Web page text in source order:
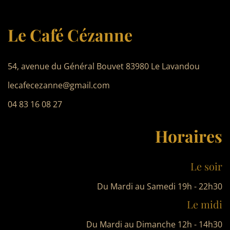
Restaurant Guru
Le Café Cézanne
54, avenue du Général Bouvet 83980 Le Lavandou
lecafecezanne@gmail.com
04 83 16 08 27
Horaires
Le soir
Du Mardi au Samedi 19h - 22h30
Le midi
Du Mardi au Dimanche 12h - 14h30